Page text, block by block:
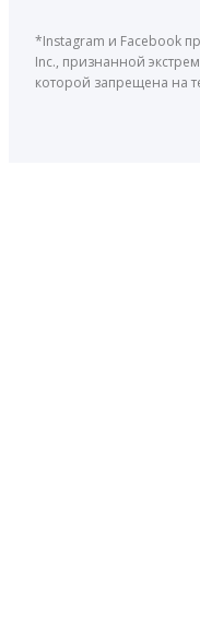
*Instagram и Facebook
Inc., признанной
которой запрещена на